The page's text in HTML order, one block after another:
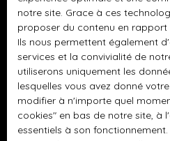
et fonctionnelle, elle s’intègre
vie. La partie nuit accueille 3
de bains complète avec
confort et praticité à toute la
de cette propriété : son studio
sa propre cuisine, d’une salle
combles aménagés en
accueillir famille et amis, offrir
Les derniers biens
Maison plain-pied à vendre, 4
Antoine
Terrain constructible à vendre,
Appartement à vendre, 3
notre site. Grace à ces
proposer du contenu en
Ils nous permettent également
services et la convivialité de
utiliserons uniquement les
lesquelles vous avez donné
modifier à n'importe quel
cookies″ en bas de notre site, à
essentiels à son